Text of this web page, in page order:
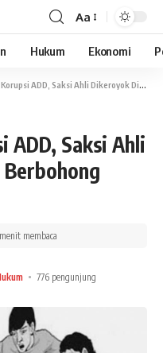
Aa
Hukum Ekonomi
Saksi Ahli Dikeroyok Dianggap Berbohong Berikan Keterangan
ADD, Saksi Ahli
776 pengunjung
membaca